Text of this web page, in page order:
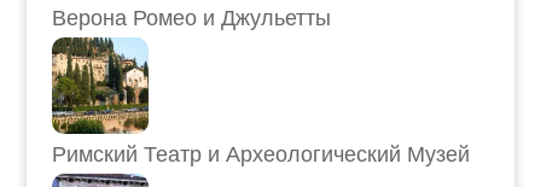
Верона Ромео и Джульетты
Римский Театр и Археологический Музей